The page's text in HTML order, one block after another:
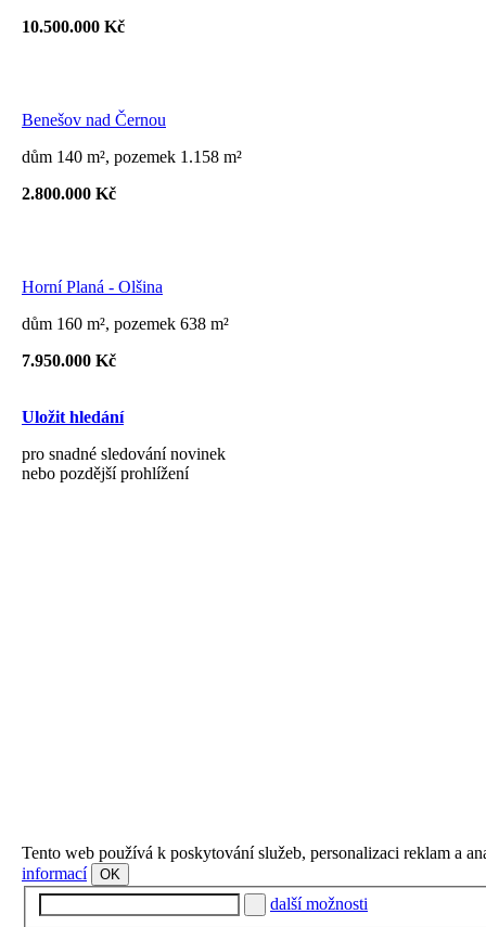
10.500.000 Kč
Benešov nad Černou
dům 140 m², pozemek 1.158 m²
2.800.000 Kč
Horní Planá - Olšina
dům 160 m², pozemek 638 m²
7.950.000 Kč
Uložit hledání
pro snadné sledování novinek
nebo pozdější prohlížení
Tento web používá k poskytování služeb, personalizaci reklam a
informací
OK
další možnosti